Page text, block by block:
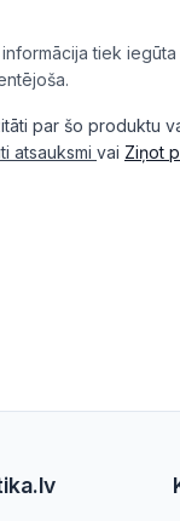
tiek
par šo produktu
atsauksmi vai Ziņot